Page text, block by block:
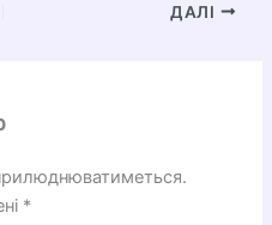
ДАЛІ
*